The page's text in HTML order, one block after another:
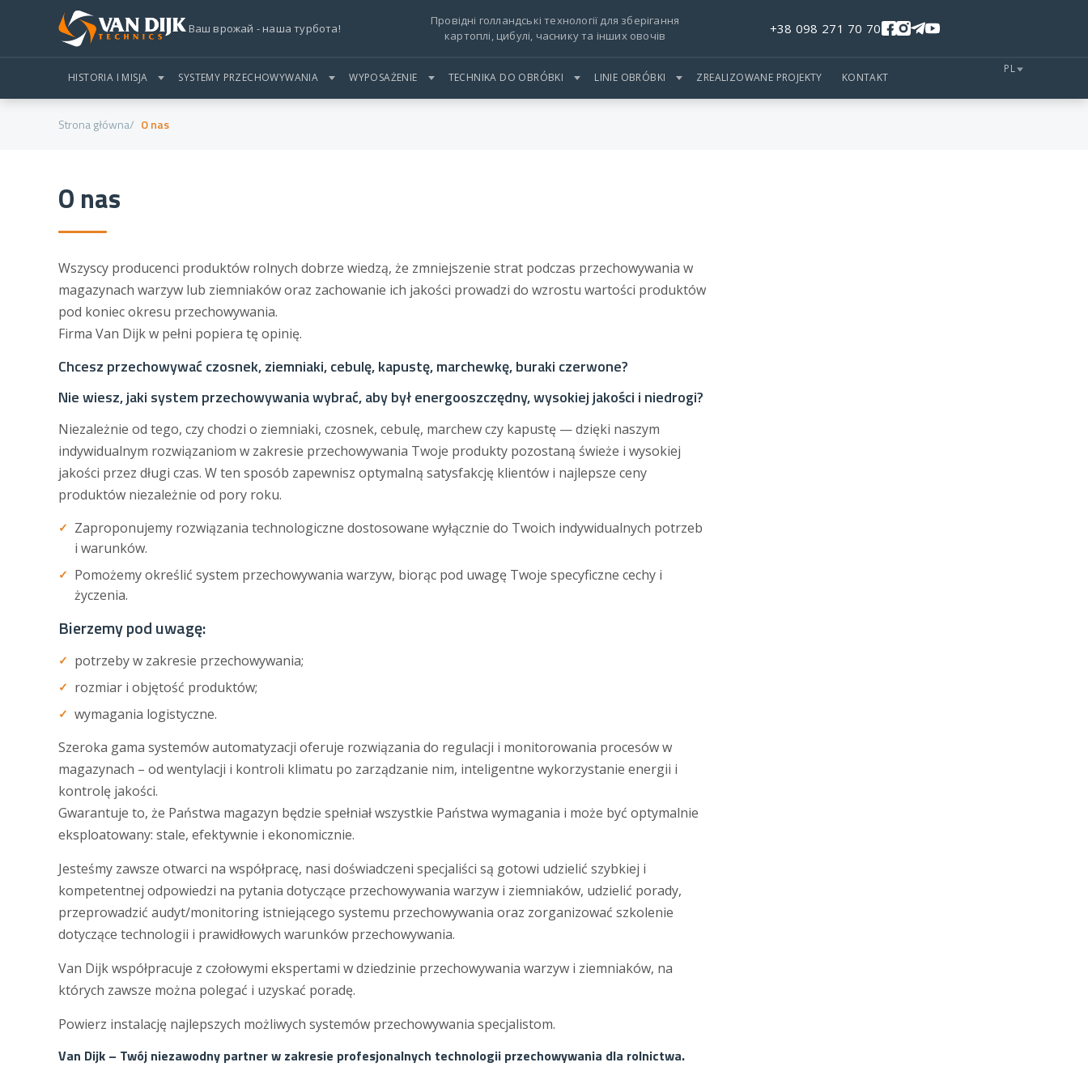
Ваш врожай - наша турбота!
Провідні голландські технології для зберігання
картоплі, цибулі, часнику та інших овочів
+38 098 271 70 70
HISTORIA I MISJA SYSTEMY PRZECHOWYWANIA WYPOSAŻENIE TECHNIKA DO OBRÓBKI LINIE OBRÓBKI ZREALIZOWANE PROJEKTY KONTAKT
PL
Strona główna O nas
O nas
Wszyscy producenci produktów rolnych dobrze wiedzą, że zmniejszenie strat podczas przechowywania w
magazynach warzyw lub ziemniaków oraz zachowanie ich jakości prowadzi do wzrostu wartości produktów
pod koniec okresu przechowywania.
Firma Van Dijk w pełni popiera tę opinię.
Chcesz przechowywać czosnek, ziemniaki, cebulę, kapustę, marchewkę, buraki czerwone?
Nie wiesz, jaki system przechowywania wybrać, aby był energooszczędny, wysokiej jakości i niedrogi?
Niezależnie od tego, czy chodzi o ziemniaki, czosnek, cebulę, marchew czy kapustę — dzięki naszym
indywidualnym rozwiązaniom w zakresie przechowywania Twoje produkty pozostaną świeże i wysokiej
jakości przez długi czas. W ten sposób zapewnisz optymalną satysfakcję klientów i najlepsze ceny
produktów niezależnie od pory roku.
Zaproponujemy rozwiązania technologiczne dostosowane wyłącznie do Twoich indywidualnych potrzeb
i warunków.
Pomożemy określić system przechowywania warzyw, biorąc pod uwagę Twoje specyficzne cechy i
życzenia.
Bierzemy pod uwagę:
potrzeby w zakresie przechowywania;
rozmiar i objętość produktów;
wymagania logistyczne.
Szeroka gama systemów automatyzacji oferuje rozwiązania do regulacji i monitorowania procesów w
magazynach – od wentylacji i kontroli klimatu po zarządzanie nim, inteligentne wykorzystanie energii i
kontrolę jakości.
Gwarantuje to, że Państwa magazyn będzie spełniał wszystkie Państwa wymagania i może być optymalnie
eksploatowany: stale, efektywnie i ekonomicznie.
Jesteśmy zawsze otwarci na współpracę, nasi doświadczeni specjaliści są gotowi udzielić szybkiej i
kompetentnej odpowiedzi na pytania dotyczące przechowywania warzyw i ziemniaków, udzielić porady,
przeprowadzić audyt/monitoring istniejącego systemu przechowywania oraz zorganizować szkolenie
dotyczące technologii i prawidłowych warunków przechowywania.
Van Dijk współpracuje z czołowymi ekspertami w dziedzinie przechowywania warzyw i ziemniaków, na
których zawsze można polegać i uzyskać poradę.
Powierz instalację najlepszych możliwych systemów przechowywania specjalistom.
Van Dijk – Twój niezawodny partner w zakresie profesjonalnych technologii przechowywania dla rolnictwa.